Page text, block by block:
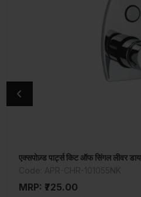
एक्सपोज़्ड पार्ट्स किट ऑफ सिंगल लीवर
MRP: ₹725.00
2-वे बिब कॉक
MRP: ₹1,800.00